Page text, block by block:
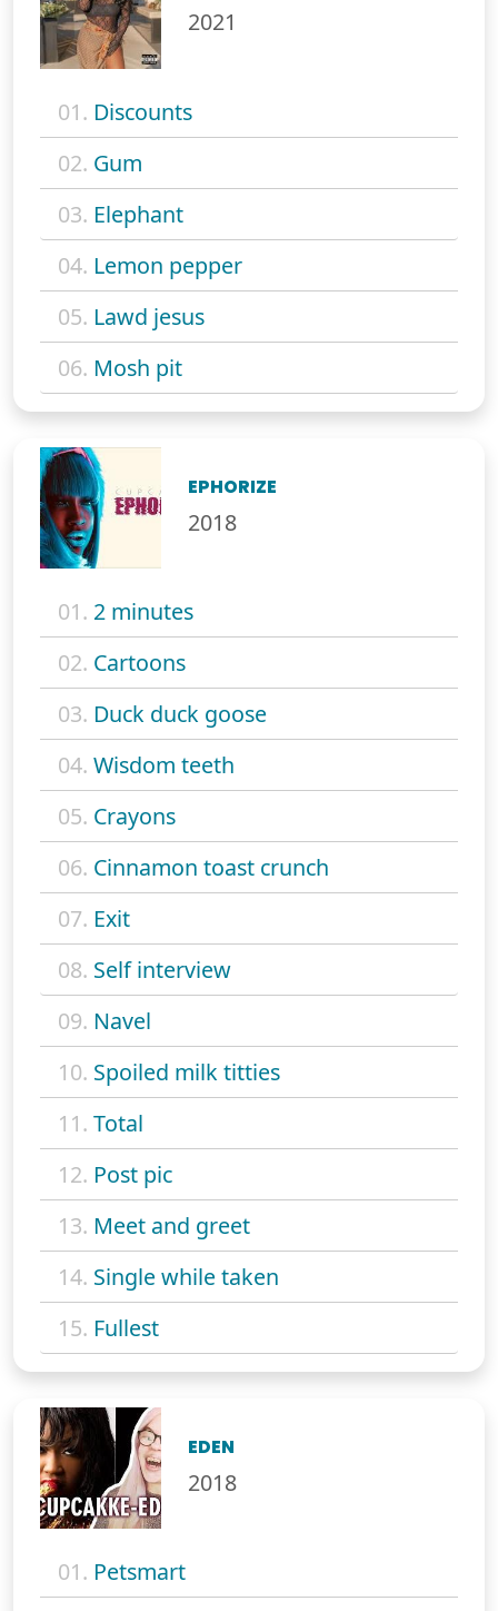
2021
01. Discounts
02. Gum
03. Elephant
04. Lemon pepper
05. Lawd jesus
06. Mosh pit
EPHORIZE
2018
01. 2 minutes
02. Cartoons
03. Duck duck goose
04. Wisdom teeth
05. Crayons
06. Cinnamon toast crunch
07. Exit
08. Self interview
09. Navel
10. Spoiled milk titties
11. Total
12. Post pic
13. Meet and greet
14. Single while taken
15. Fullest
EDEN
2018
01. Petsmart